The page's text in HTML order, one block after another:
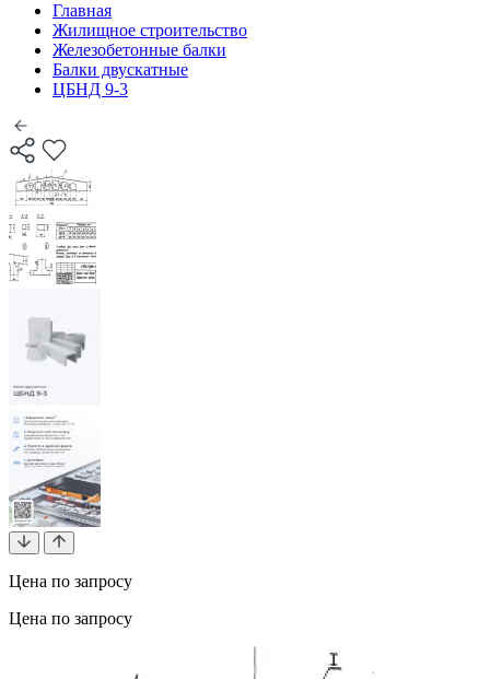
Главная
Жилищное строительство
Железобетонные балки
Балки двускатные
ЦБНД 9-3
Цена по запросу
Цена по запросу